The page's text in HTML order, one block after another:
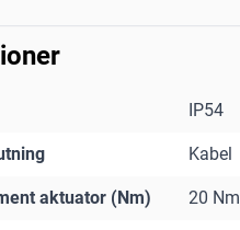
IP54
Kabel
aktuator (Nm) 20 Nm